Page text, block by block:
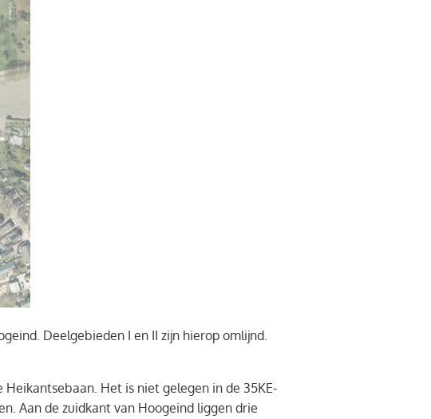
Deelgebieden I en II zijn hierop omlijnd.
Het is niet gelegen in de 35KE-
Aan de zuidkant van Hoogeind liggen drie